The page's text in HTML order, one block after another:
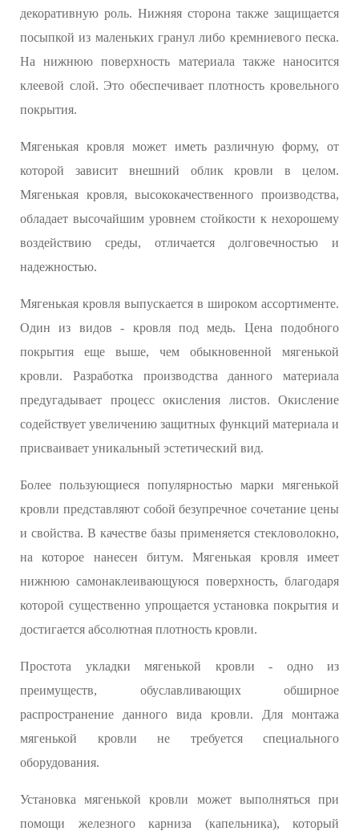
декоративную роль. Нижняя сторона также защищается
посыпкой из маленьких гранул либо кремниевого песка.
На нижнюю поверхность материала также наносится
клеевой слой. Это обеспечивает плотность кровельного
покрытия.
Мягенькая кровля может иметь различную форму, от
которой зависит внешний облик кровли в целом.
Мягенькая кровля, высококачественного производства,
обладает высочайшим уровнем стойкости к нехорошему
воздействию среды, отличается долговечностью и
надежностью.
Мягенькая кровля выпускается в широком ассортименте.
Один из видов - кровля под медь. Цена подобного
покрытия еще выше, чем обыкновенной мягенькой
кровли. Разработка производства данного материала
предугадывает процесс окисления листов. Окисление
содействует увеличению защитных функций материала и
присваивает уникальный эстетический вид.
Более пользующиеся популярностью марки мягенькой
кровли представляют собой безупречное сочетание цены
и свойства. В качестве базы применяется стекловолокно,
на которое нанесен битум. Мягенькая кровля имеет
нижнюю самонаклеивающуюся поверхность, благодаря
которой существенно упрощается установка покрытия и
достигается абсолютная плотность кровли.
Простота укладки мягенькой кровли - одно из
преимуществ, обуславливающих обширное
распространение данного вида кровли. Для монтажа
мягенькой кровли не требуется специального
оборудования.
Установка мягенькой кровли может выполняться при
помощи железного карниза (капельника), который